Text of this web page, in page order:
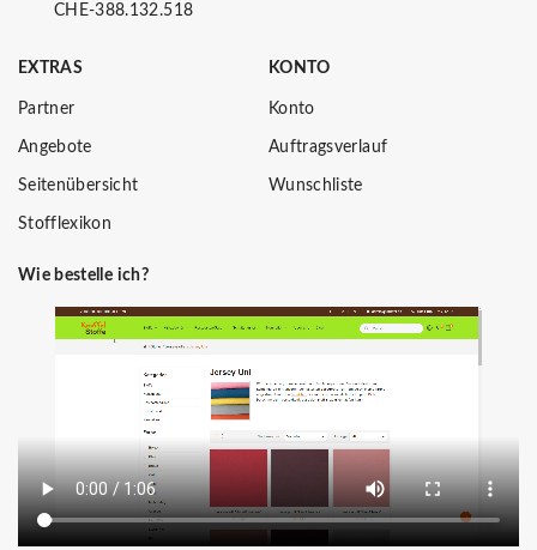
CHE-388.132.518
EXTRAS
Partner
Angebote
Seitenübersicht
Stofflexikon
KONTO
Konto
Auftragsverlauf
Wunschliste
Wie bestelle ich?